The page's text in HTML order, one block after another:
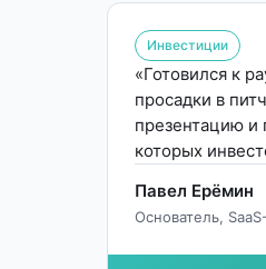
Инвестиции
«Готовился к
просадки в
презентацию и
которых
Павел Ерёмин
Основатель,